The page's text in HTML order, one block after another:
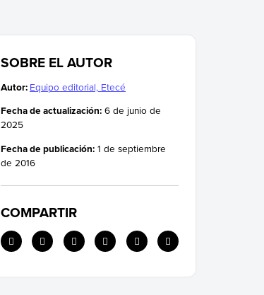
SOBRE EL AUTOR
Autor: Equipo editorial, Etecé
Fecha de actualización: 6 de junio de
2025
Fecha de publicación: 1 de septiembre
de 2016
COMPARTIR